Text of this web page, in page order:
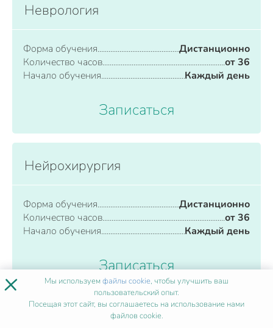
Неврология
Форма обучения
Дистанционно
Количество часов
от 36
Начало обучения
Каждый день
Записаться
Нейрохирургия
Форма обучения
Дистанционно
Количество часов
от 36
Начало обучения
Каждый день
Записаться
Неонатология
× Мы используемфайлы cookie, чтобы улучшить ваш
пользовательский опыт.
Посещая этот сайт, вы соглашаетесь на использование нами
файлов cookie.